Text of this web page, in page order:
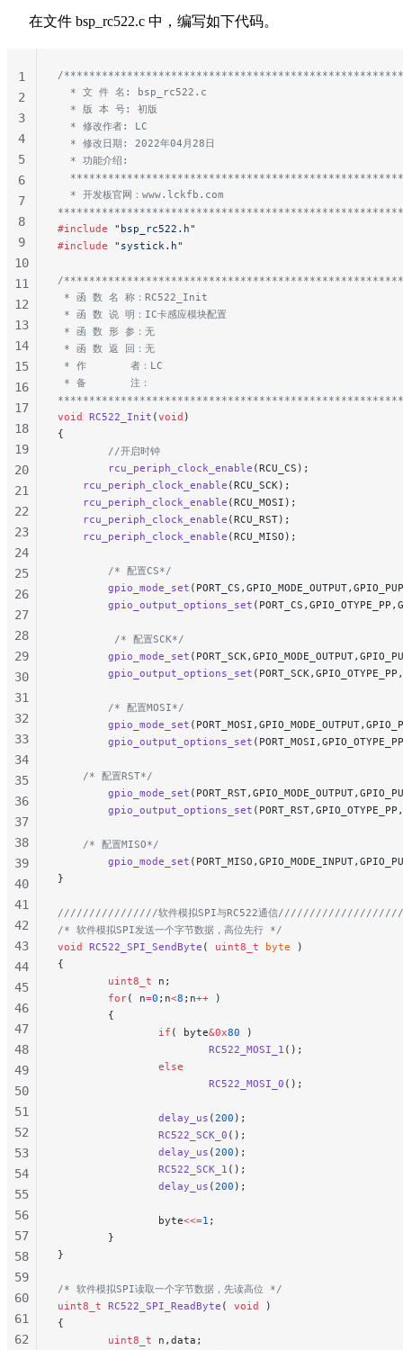
在文件 bsp_rc522.c 中，编写如下代码。
/
  * 文 件 名: bsp_rc522.c
  * 版 本 号: 初版
  * 修改作者: LC
  * 修改日期: 2022年04月28日
  * 功能介绍:
  * 开发板官网：www.lckfb.com
#include "bsp_rc522.h"
#include "systick.h"
/
* 函 数 名 称：RC522_Init
* 函 数 说 明：IC卡感应模块配置
* 函 数 形 参：无
* 函 数 返 回：无
* 作       者：LC
* 备       注：
void
RC522_Init (void )
{
        //开启时钟
        rcu_periph_clock_enable
(RCU_CS);
    rcu_periph_clock_enable
(RCU_SCK);
    rcu_periph_clock_enable
(RCU_MOSI);
    rcu_periph_clock_enable
(RCU_RST);
    rcu_periph_clock_enable
(RCU_MISO);
        /* 配置CS*/
        gpio_mode_set
        gpio_output_options_set
         /* 配置SCK*/
        gpio_mode_set
        gpio_output_options_set
        /* 配置MOSI*/
        gpio_mode_set
        gpio_output_options_set
    /* 配置RST*/
        gpio_mode_set
        gpio_output_options_set
    /* 配置MISO*/
        gpio_mode_set
}
////////////////软件模拟SPI与RC522通信
/* 软件模拟SPI发送一个字节数据，高位先行 */
void
RC522_SPI_SendByte ( uint8_t byte )
{
        uint8_t
n;
        for
( n=0 ;n<8 ;n++ )
        {
                if
( byte&0x80 )
                        RC522_MOSI_1
();
                else
                        RC522_MOSI_0
();
                delay_us
(200 );
                RC522_SCK_0
();
                delay_us
(200 );
                RC522_SCK_1
();
                delay_us
(200 );
                byte
<<=1 ;
        }
}
/* 软件模拟SPI读取一个字节数据，先读高位 */
uint8_t RC522_SPI_ReadByte ( void
)
{
        uint8_t
n,data;
1
2
3
4
5
6
7
8
9
10
11
12
13
14
15
16
17
18
19
20
21
22
23
24
25
26
27
28
29
30
31
32
33
34
35
36
37
38
39
40
41
42
43
44
45
46
47
48
49
50
51
52
53
54
55
56
57
58
59
60
61
62